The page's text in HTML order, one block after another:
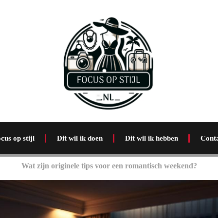
op stijl Dit wil ik doen Dit wil ik hebben
Wat zijn originele tips voor een romantisch weekend?